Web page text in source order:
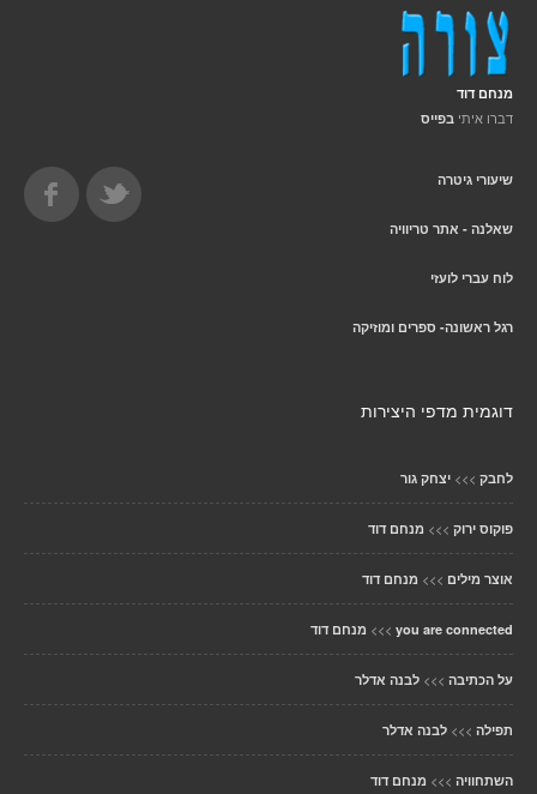
מנחם דוד
דברו איתי בפייס
שיעורי גיטרה
שאלנה - אתר טריוויה
לוח עברי לועזי
רגל ראשונה- ספרים ומוזיקה
דוגמית מדפי היצירות
לחבק >>> יצחק גור
פוקוס ירוק >>> מנחם דוד
אוצר מילים >>> מנחם דוד
you are connected
>>> מנחם דוד
על הכתיבה >>> לבנה אדלר
תפילה >>> לבנה אדלר
השתחוויה >>> מנחם דוד